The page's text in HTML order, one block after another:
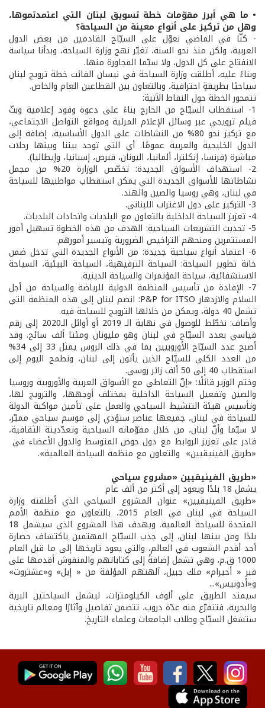
• ما هي أبرز مقوّمات خطة تسويق لبنان التي اعتمدتموها،
وهل من تركيز على أنواع معينة من السياحة؟
- كنّا في الماضي نعوّل على السيّاح القادمين من بعض الدول
العربية، ولكن منذ نحو السنة، تغيّر نهج وزارة السياحة، وبدأنا سياسة
الانفتاح على كل الدول، ولا سيّما المجاورة منها.
وبناءً عليه، أطلقت وزارة السياحة في نيسان الفائت خطة ترويج لبنان
سياحيًا بطريقةٍ احترافية، وبالتعاون بين القطاعين العام والخاص.
تتمحور الخطة حول النقاط الآتية:
1- استقطاب السيّاح من الخارج بناءً على دعوة وفود إعلامية وبثّ
فيلم ترويجي عبر وسائل الإعلام المرئية ومواقع التواصل الاجتماعي،
مع تركيز نحو 80% من النشاطات على الدول الأساسية، إضافة إلى
الدول الخليجية والعربية عمومًا. أي التي توجد بيننا وبينها رحلات
مباشرة (فرنسا، إنكلترا، ألمانيا، اليونان، قبرص، إسبانيا، وإيطاليا).
2- استهداف الأسواق الجديدة: تخصّص الوزارة 20% من مجمل
نشاطاتها للأسواق الجديدة التي يمكن استقطاب مواطنيها للسياحة
في لبنان، وهي روسيا والصين والهند.
3- التركيز على دول الاغتراب اللبناني.
4- تعزيز السياحة الداخلية بالتعاون مع البلديات واتحادات البلديات.
5- تحديث التشريعات السياحية: الهدف من هذه الخطوة تسهيل أمور
المستثمرين ومنحهم التراخيص الضرورية وتيسير أمورهم.
6- اعتماد أنواع سياحية جديدة: من الأنواع الجديدة التي تدخل ضمن
خانة تطوير السياحة: السياحة الترفيهية، السياحة البيئية، السياحة
الاستشفائية، سياحة المؤتمرات والسياحة الدينية.
7- الإفادة من تأسيس المنظمة الدولية للرياضة والسياحة من أجل
السلام والازدهار P&P for ITSO: انضم لبنان إلى هذه المنظمة التي
تشمل 40 دولة، ويمكن من خلالها الترويج للسياحة فيه.
وأضاف: نخطّط للوصول في نهاية الـ 2019 أو أوائل الـ2020 إلى رقم
قياسي بعدد السيّاح في لبنان وهو مليونان ومئتا ألف سائح. وقد
أصبح عدد السيّاح الأوروبيين بما في ذلك الروس يمثل 33 إلى 34%
من العدد الكلي للسيّاح الذين يأتون إلى لبنان، ونطمح اليوم إلى
استقطاب 40 إلى 50 ألف زائر روسي.
وختم الوزير قائلًا: «إنّ التعاطي مع الأسواق العربية والأوروبية وروسيا
والصين وتفعيل السياحة الداخلية بمختلف أوجهها، والترويج لها،
وتأسيس هيئة التنشيط السياحي والعمل على تأمين مواكبة الدولة
للسياحة في لبنان، جميعها عناصر ستؤدي إلى موسم سياحي مميّز،
لا سيّما وأنّ لبنان، من خلال مقوّماته السياحية وتعدّديتة الثقافية،
قادر على تعزيز الروابط مع دول حوض المتوسط والدول الأعضاء في
«طريق الفينيقيين» والتعاون مع منظمة السياحة العالمية».
«طريق الفينيقيين «مشروع سياحي
يشمل 18 بلدًا ويعود إلى أكثر من ألف عام
«طريق الفينيقيين» عنوان المشروع السياحي الذي أطلقته وزارة
السياحة في لبنان في العام 2015، بالتعاون مع منظمة الأمم
المتحدة للسياحة العالمية. ويهدف هذا المشروع الذي سيشمل 18
بلدًا ومن بينها لبنان، إلى جذب السيّاح المهتمين باكتشاف حضارة
أحد أقدم الشعوب في العالم، والتي يعود تاريخها إلى ما قبل العام
1000 ق.م، وهي تشمل إضافةً إلى كتاباتهم والمنقوش أقدمها على
قبر « أحيرام» ملك جبيل، آلهتهم المؤلفة من « إيل» و«عشتروت»
و«أدونيس»...
سيمتد الطريق على ألوف الكيلومترات، ليشمل السياحتين البرية
والبحرية، فتتفرّع منه عدّة دروب، تتضمن تفاصيل وآثارًا ومعالم تاريخية
ستشغل السيّاح وطلاب الجامعات وعلماء التاريخ.